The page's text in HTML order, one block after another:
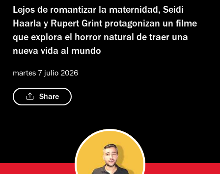
Lejos de romantizar la maternidad, Seidi
Haarla y Rupert Grint protagonizan un filme
que explora el horror natural de traer una
nueva vida al mundo
martes 7 julio 2026
Share